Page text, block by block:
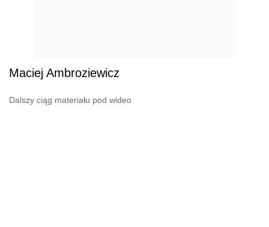
Maciej Ambroziewicz
Dalszy ciąg materiału pod wideo